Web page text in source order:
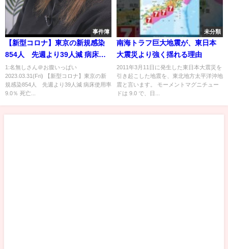
事件簿
【新型コロナ】東京の新規感染
854人 先週より39人減 病床使
用率9.0％ 死亡1人重症5人(2023
年3月31日)
1:名無しさん＠お腹いっぱい
2023.03.31(Fri) 【新型コロナ】東京の新
規感染854人 先週より39人減 病床使用率
9.0％ 死亡...
未分類
南海トラフ巨大地震が、東日本
大震災より強く揺れる理由
2011年3月11日に発生した東日本大震災を
引き起こした地震を、東北地方太平洋沖地
震と言います。 モーメントマグニチュー
ドは 9.0 で、日...